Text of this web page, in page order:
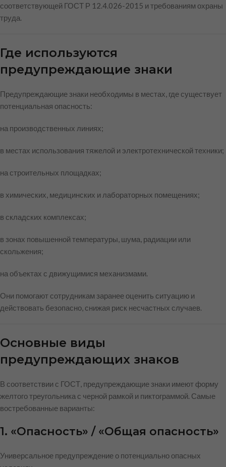
соответствующей ГОСТ Р 12.4.026-2015 и требованиям охраны
труда.
Где используются
предупреждающие знаки
Предупреждающие знаки необходимы в местах, где существует
потенциальная опасность:
на производственных линиях;
в местах использования тяжелой и электротехнической техники;
на строительных площадках;
в химических, медицинских и лабораторных помещениях;
в складских комплексах;
в зонах повышенной температуры, шума, радиации или
скольжения;
на объектах с движущимися механизмами.
Они помогают сотрудникам заранее оценить ситуацию и
действовать безопасно, снижая риск несчастных случаев.
Основные виды
предупреждающих знаков
В соответствии с ГОСТ, предупреждающие знаки имеют форму
желтого треугольника с черной рамкой и пиктограммой. Самые
востребованные варианты:
1. «Опасность» / «Общая опасность»
Универсальное предупреждение о потенциально опасных